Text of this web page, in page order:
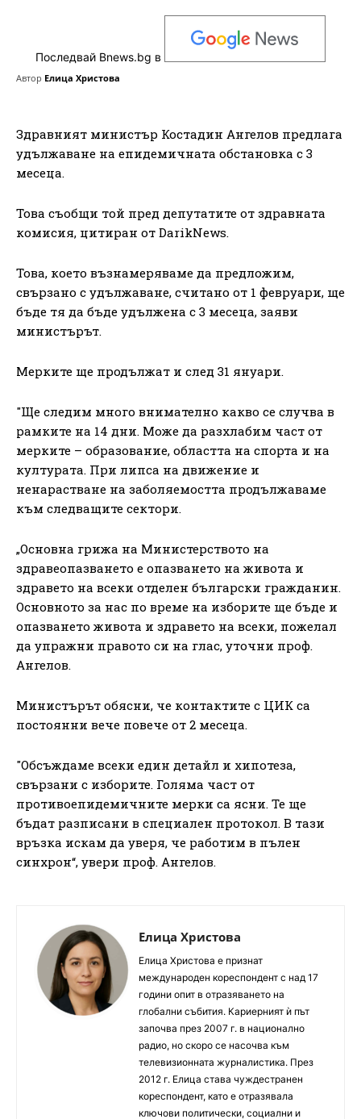
Последвай Bnews.bg в
Автор Елица Христова
Здравният министър Костадин Ангелов предлага
удължаване на епидемичната обстановка с 3
месеца.
Това съобщи той пред депутатите от здравната
комисия, цитиран от DarikNews.
Това, което възнамеряваме да предложим,
свързано с удължаване, считано от 1 февруари, ще
бъде тя да бъде удължена с 3 месеца, заяви
министърът.
Мерките ще продължат и след 31 януари.
"Ще следим много внимателно какво се случва в
рамките на 14 дни. Може да разхлабим част от
мерките – образование, областта на спорта и на
културата. При липса на движение и
ненарастване на заболяемостта продължаваме
към следващите сектори.
„Основна грижа на Министерството на
здравеопазването е опазването на живота и
здравето на всеки отделен български гражданин.
Основното за нас по време на изборите ще бъде и
опазването живота и здравето на всеки, пожелал
да упражни правото си на глас, уточни проф.
Ангелов.
Министърът обясни, че контактите с ЦИК са
постоянни вече повече от 2 месеца.
"Обсъждаме всеки един детайл и хипотеза,
свързани с изборите. Голяма част от
противоепидемичните мерки са ясни. Те ще
бъдат разписани в специален протокол. В тази
връзка искам да уверя, че работим в пълен
синхрон“, увери проф. Ангелов.
Елица Христова
Елица Христова е признат
международен кореспондент с над 17
години опит в отразяването на
глобални събития. Кариерният ѝ път
започва през 2007 г. в национално
радио, но скоро се насочва към
телевизионната журналистика. През
2012 г. Елица става чуждестранен
кореспондент, като е отразявала
ключови политически, социални и